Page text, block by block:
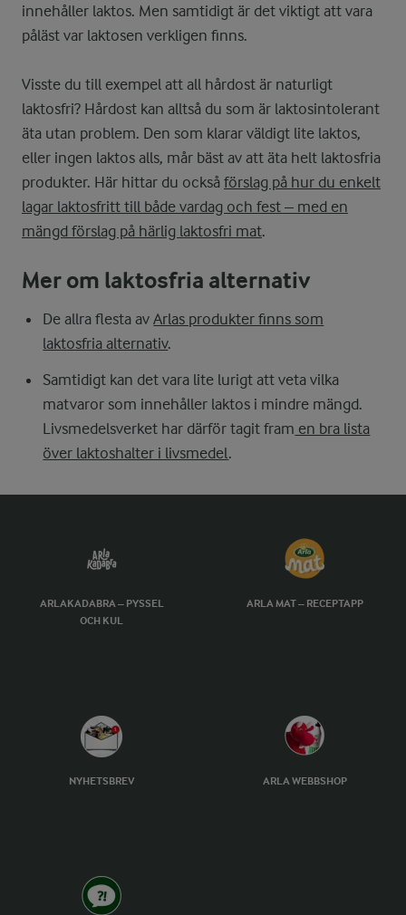
innehåller laktos. Men samtidigt är det viktigt att vara
påläst var laktosen verkligen finns.
Visste du till exempel att all hårdost är naturligt
laktosfri? Hårdost kan alltså du som är laktosintolerant
äta utan problem. Den som klarar väldigt lite laktos,
eller ingen laktos alls, mår bäst av att äta helt laktosfria
produkter. Här hittar du också förslag på hur du enkelt
lagar laktosfritt till både vardag och fest – med en
mängd förslag på härlig laktosfri mat.
Mer om laktosfria alternativ
De allra flesta avArlas produkter finns som
laktosfria alternativ.
Samtidigt kan det vara lite lurigt att veta vilka
matvaror som innehåller laktos i mindre mängd.
Livsmedelsverket har därför tagit fram en bra lista
över laktoshalter i livsmedel.
ARLAKADABRA – PYSSEL
OCH KUL
ARLA MAT – RECEPTAPP
NYHETSBREV ARLA WEBBSHOP